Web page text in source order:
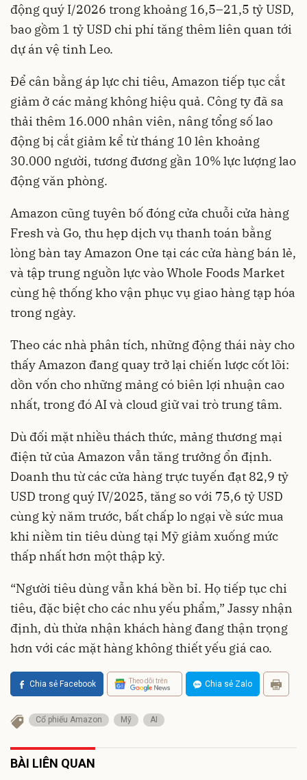
động quý I/2026 trong khoảng 16,5–21,5 tỷ USD,
bao gồm 1 tỷ USD chi phí tăng thêm liên quan tới
dự án vệ tinh Leo.
Để cân bằng áp lực chi tiêu, Amazon tiếp tục cắt
giảm ở các mảng không hiệu quả. Công ty đã sa
thải thêm 16.000 nhân viên, nâng tổng số lao
động bị cắt giảm kể từ tháng 10 lên khoảng
30.000 người, tương đương gần 10% lực lượng lao
động văn phòng.
Amazon cũng tuyên bố đóng cửa chuỗi cửa hàng
Fresh và Go, thu hẹp dịch vụ thanh toán bằng
lòng bàn tay Amazon One tại các cửa hàng bán lẻ,
và tập trung nguồn lực vào Whole Foods Market
cùng hệ thống kho vận phục vụ giao hàng tạp hóa
trong ngày.
Theo các nhà phân tích, những động thái này cho
thấy Amazon đang quay trở lại chiến lược cốt lõi:
dồn vốn cho những mảng có biên lợi nhuận cao
nhất, trong đó AI và cloud giữ vai trò trung tâm.
Dù đối mặt nhiều thách thức, mảng thương mại
điện tử của Amazon vẫn tăng trưởng ổn định.
Doanh thu từ các cửa hàng trực tuyến đạt 82,9 tỷ
USD trong quý IV/2025, tăng so với 75,6 tỷ USD
cùng kỳ năm trước, bất chấp lo ngại về sức mua
khi niềm tin tiêu dùng tại Mỹ giảm xuống mức
thấp nhất hơn một thập kỷ.
“Người tiêu dùng vẫn khá bền bỉ. Họ tiếp tục chi
tiêu, đặc biệt cho các nhu yếu phẩm,” Jassy nhận
định, dù thừa nhận khách hàng đang thận trọng
hơn với các mặt hàng không thiết yếu giá cao.
Chia sẻ Facebook Theo dõi trên Chia sẻ Zalo
Cổ phiếu Amazon Mỹ AI
BÀI LIÊN QUAN